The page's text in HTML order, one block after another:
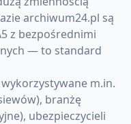
archiwum24.pl są
z bezpośrednimi
— to standard
m.in.
branżę
ubezpieczycieli